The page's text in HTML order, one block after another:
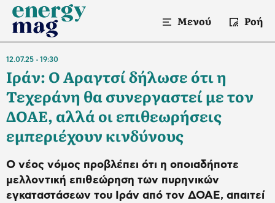
Μενού Ροή
12.07.25 19:30
Ιράν: Ο Αραγτσί δήλωσε ότι η
Τεχεράνη θα συνεργαστεί με τον
ΔΟΑΕ, αλλά οι επιθεωρήσεις
εμπεριέχουν κινδύνους
Ο νέος νόμος προβλέπει ότι η οποιαδήποτε
μελλοντική επιθεώρηση των πυρηνικών
εγκαταστάσεων του Ιράν από τον ΔΟΑΕ, απαιτεί